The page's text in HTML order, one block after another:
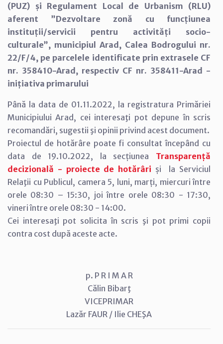
(PUZ) și Regulament Local de Urbanism (RLU)
aferent ”Dezvoltare zonă cu funcțiunea
instituții/servicii pentru activități socio-
culturale”, municipiul Arad, Calea Bodrogului nr.
22/F/4, pe parcelele identificate prin extrasele CF
nr. 358410-Arad, respectiv CF nr. 358411-Arad -
inițiativa primarului
Până la data de 01.11.2022, la registratura Primăriei
Municipiului Arad, cei interesaţi pot depune în scris
recomandări, sugestii şi opinii privind acest document.
Proiectul de hotărâre poate fi consultat începând cu
data de 19.10.2022, la secțiunea Transparență
decizională - proiecte de hotărâri și la Serviciul
Relaţii cu Publicul, camera 5, luni, marți, miercuri între
orele 08:30 – 15:30, joi între orele 08:30 - 17:30,
vineri între orele 08:30 - 14:00.
Cei interesaţi pot solicita în scris şi pot primi copii
contra cost după aceste acte.
p. P R I M A R
Călin Bibarţ
VICEPRIMAR
Lazăr FAUR / Ilie CHEŞA